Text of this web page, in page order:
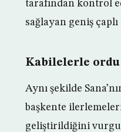
tarafından kontrol
sağlayan geniş
Kabilelerle
Aynı şekilde
başkente
geliştirildiğini